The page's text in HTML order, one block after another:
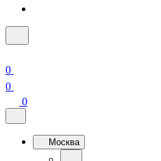
0
0
0
Москва